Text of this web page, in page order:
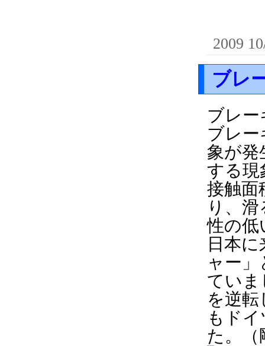
2009
ブレ
ブレー
ブレ
象が発
する現
接触面
り、
性の低
日本
ャー
ていま
を逆
もド
た。（